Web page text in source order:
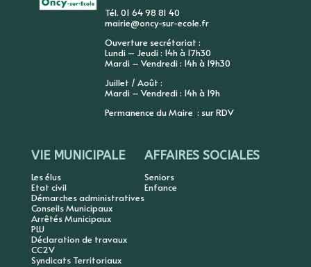
Tél. 01 64 98 81 40
mairie@oncy-sur-ecole.fr
Ouverture secrétariat :
Lundi – Jeudi : 14h à 17h30
Mardi – Vendredi : 14h à 19h30
Juillet / Août :
Mardi – Vendredi : 14h à 19h
Permanence du Maire : sur RDV
VIE MUNICIPALE
Les élus
Etat civil
Démarches administratives
Conseils Municipaux
Arrêtés Municipaux
PLU
Déclaration de travaux
CC2V
Syndicats Territoriaux
AFFAIRES SOCIALES
Seniors
Enfance